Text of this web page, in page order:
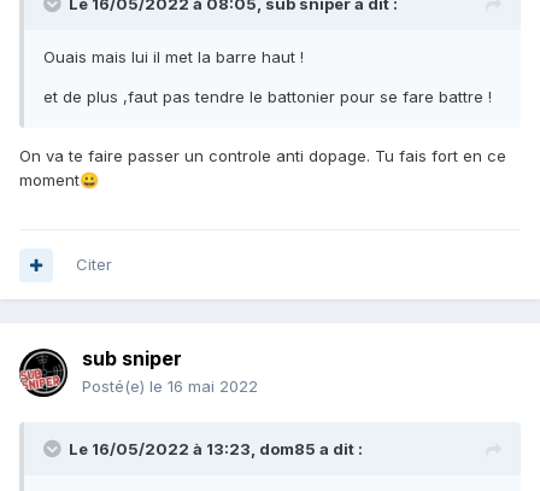
Ouais mais lui il met la barre haut !
et de plus ,faut pas tendre le battonier pour se fare battre !
On va te faire passer un controle anti dopage. Tu fais fort en ce
moment😀
Citer
sub sniper
Posté(e) le 16 mai 2022
Le 16/05/2022 à 13:23, dom85 a dit :